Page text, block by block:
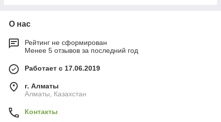
О нас
Рейтинг не сформирован
Менее 5 отзывов за последний год
Работает с 17.06.2019
г. Алматы
Алматы, Казахстан
Контакты